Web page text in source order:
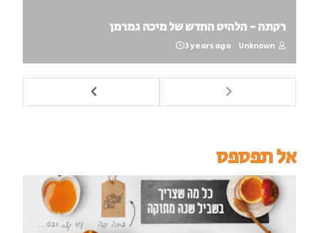
רקתה - הלהיט החדש של מיכה גמרמן
Unknown
3 years ago
אל תפספס